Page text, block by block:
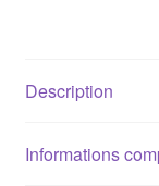
2
/
Description
Informations